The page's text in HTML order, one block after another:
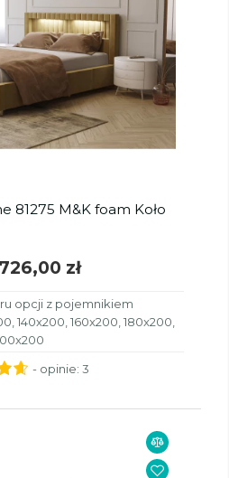
81275 M&K foam Koło
zł
opcji z pojemnikiem
140x200, 160x200, 180x200,
- opinie: 3